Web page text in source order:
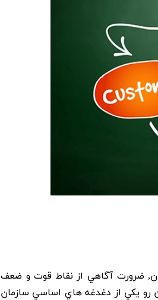
ضرورت آگاهي از نقاط قوت و ضعف
يکي از دغدغه هاي اساسي سازمان